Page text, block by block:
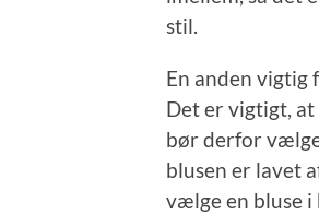
stil.
En anden vigtig
Det er vigtigt,
bør derfor
blusen er lavet
vælge en bluse i